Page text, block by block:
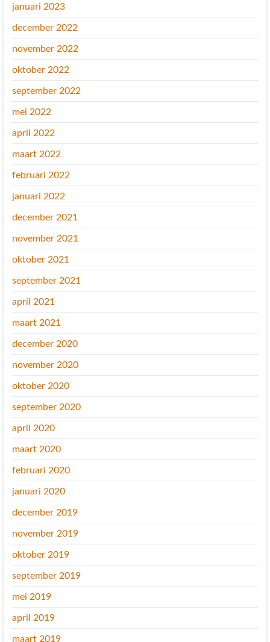
januari 2023
december 2022
november 2022
oktober 2022
september 2022
mei 2022
april 2022
maart 2022
februari 2022
januari 2022
december 2021
november 2021
oktober 2021
september 2021
april 2021
maart 2021
december 2020
november 2020
oktober 2020
september 2020
april 2020
maart 2020
februari 2020
januari 2020
december 2019
november 2019
oktober 2019
september 2019
mei 2019
april 2019
maart 2019